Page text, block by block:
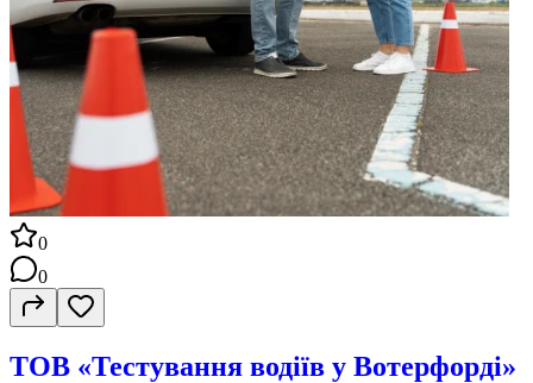
0
0
ТОВ «Тестування водіїв у Вотерфорді»